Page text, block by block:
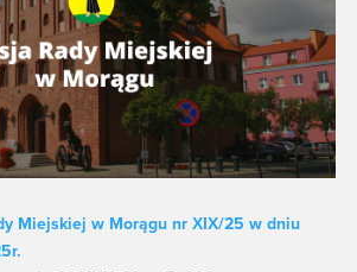
Miejskiej w Morągu nr XIX/25 w dniu